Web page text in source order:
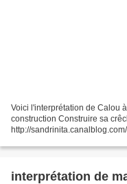
Voici l'interprétation de Calou
construction Construire sa
http://
http://
interprétation de